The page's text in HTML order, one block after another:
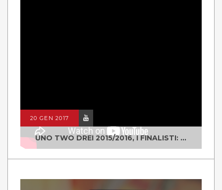
20 GEN 2017
UNO TWO DREI 2015/2016, I FINALISTI: CLASSE IV ALS ISTITUTO "DEGASPERI" BORGO VALSUGANA